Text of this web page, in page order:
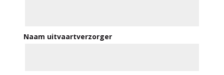
Naam uitvaartverzorger